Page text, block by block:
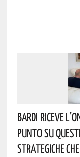
Bardi Riceve
Punto Su
Strategiche